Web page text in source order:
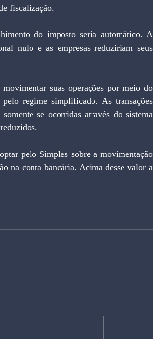
fiscalização.
nulo e as empresas reduziriam seus
regime simplificado. As transações
se ocorridas através do sistema
na conta bancária. Acima desse valor a